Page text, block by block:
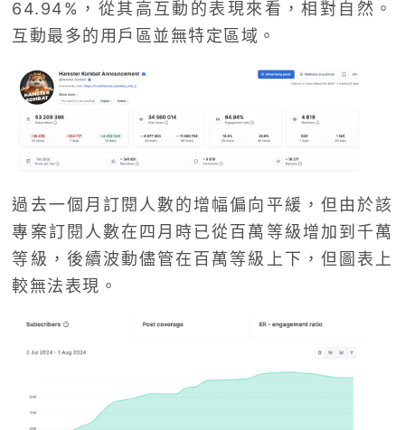
64.94%，從其高互動的表現來看，相對自然。
互動最多的用戶區並無特定區域。
過去一個月訂閱人數的增幅偏向平緩，但由於該
專案訂閱人數在四月時已從百萬等級增加到千萬
等級，後續波動儘管在百萬等級上下，但圖表上
較無法表現。